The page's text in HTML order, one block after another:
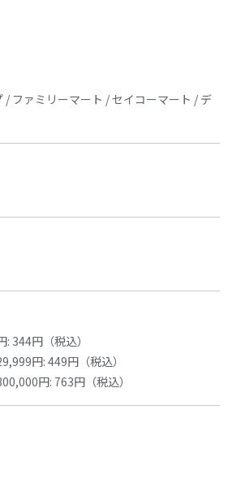
/ ファミリーマート / セイコーマート / デ
344円（税込）
円: 449円（税込）
円: 763円（税込）